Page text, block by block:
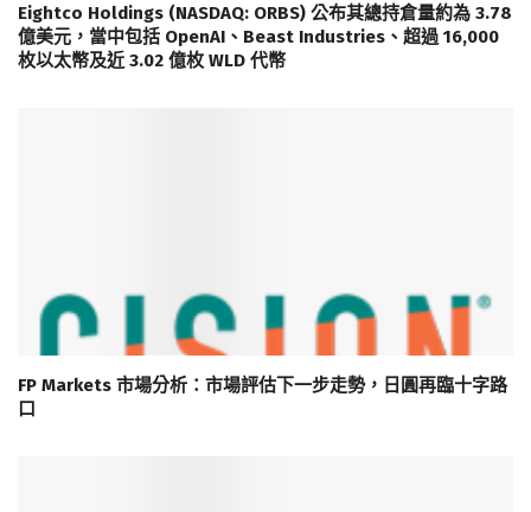
Eightco Holdings (NASDAQ: ORBS) 公布其總持倉量約為 3.78
億美元，當中包括 OpenAI、Beast Industries、超過 16,000
枚以太幣及近 3.02 億枚 WLD 代幣
FP Markets 市場分析：市場評估下一步走勢，日圓再臨十字路
口